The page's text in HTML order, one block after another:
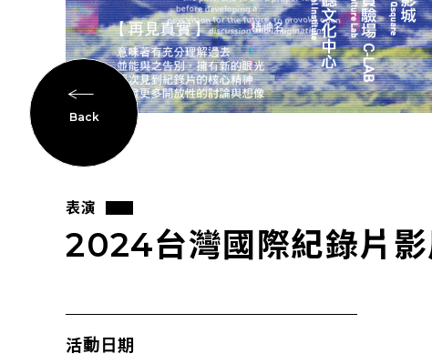
Back
表演
2024台灣國際紀錄片
活動日期